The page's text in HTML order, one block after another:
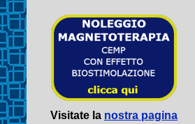
Visitate la nostra pagina